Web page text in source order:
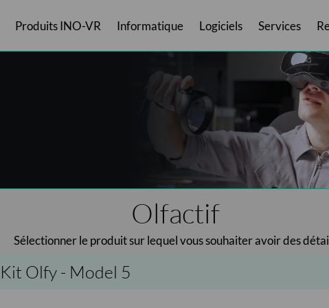
Casques Desktop
Recharges
Smart'Case - Multi
Produits INO-VR
Ordinateurs fixes
Informatique
Logiciels Pico
Logiciels
Services Après-Vente
Services
Olfactif
Sélectionner le produit sur lequel vous souhaiter avoir des
Kit Olfy - Model 5